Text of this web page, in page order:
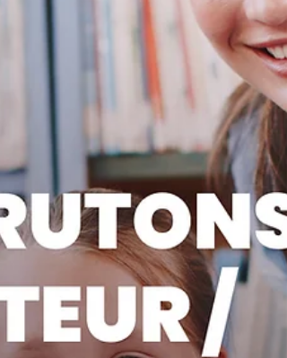
l'espace public. En pratique ?